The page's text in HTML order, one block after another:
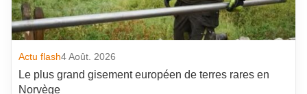
Actu flash4 Août. 2026
Le plus grand gisement européen de terres rares en
Norvège